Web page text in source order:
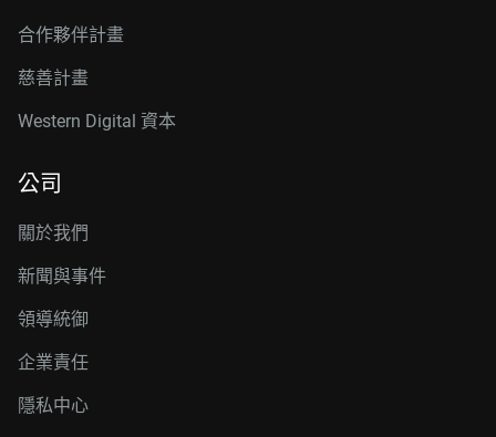
合作夥伴計畫
慈善計畫
Western Digital 資本
公司
關於我們
新聞與事件
領導統御
企業責任
隱私中心